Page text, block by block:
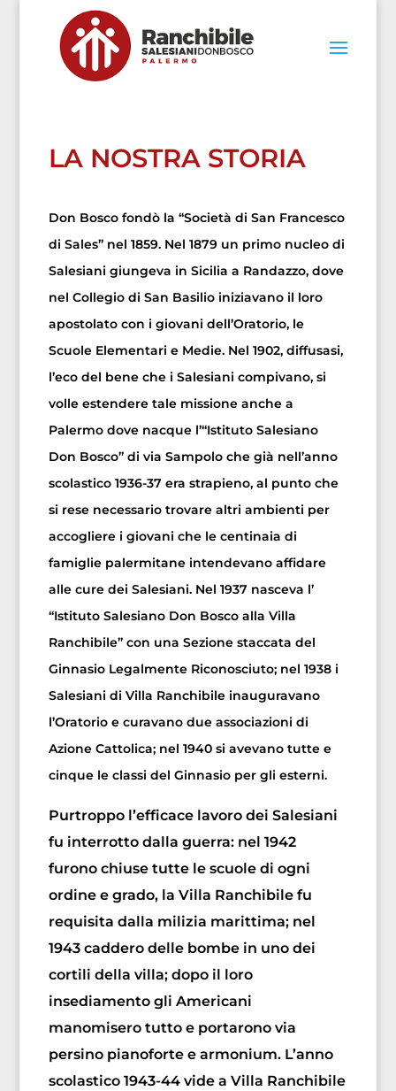
LA NOSTRA STORIA
Don Bosco fondò la “Società di San Francesco
di Sales” nel 1859. Nel 1879 un primo nucleo di
Salesiani giungeva in Sicilia a Randazzo, dove
nel Collegio di San Basilio iniziavano il loro
apostolato con i giovani dell’Oratorio, le
Scuole Elementari e Medie. Nel 1902, diffusasi,
l’eco del bene che i Salesiani compivano, si
volle estendere tale missione anche a
Palermo dove nacque l’“Istituto Salesiano
Don Bosco” di via Sampolo che già nell’anno
scolastico 1936-37 era strapieno, al punto che
si rese necessario trovare altri ambienti per
accogliere i giovani che le centinaia di
famiglie palermitane intendevano affidare
alle cure dei Salesiani. Nel 1937 nasceva l’
“Istituto Salesiano Don Bosco alla Villa
Ranchibile” con una Sezione staccata del
Ginnasio Legalmente Riconosciuto; nel 1938 i
Salesiani di Villa Ranchibile inauguravano
l’Oratorio e curavano due associazioni di
Azione Cattolica; nel 1940 si avevano tutte e
cinque le classi del Ginnasio per gli esterni.
Purtroppo l’efficace lavoro dei Salesiani
fu interrotto dalla guerra: nel 1942
furono chiuse tutte le scuole di ogni
ordine e grado, la Villa Ranchibile fu
requisita dalla milizia marittima; nel
1943 caddero delle bombe in uno dei
cortili della villa; dopo il loro
insediamento gli Americani
manomisero tutto e portarono via
persino pianoforte e armonium. L’anno
scolastico 1943-44 vide a Villa Ranchibile